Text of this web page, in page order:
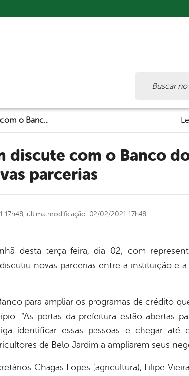
parcerias
17h48, última modificação: 02/02/2021 17h48
desta terça-feira, dia 02, com
novas parcerias entre a instituição e
para ampliar os programas de crédito
“As portas da prefeitura estão abertas
identificar essas pessoas e chegar até
de Belo Jardim a ampliarem seus
Chagas Lopes (agricultura), Filipe